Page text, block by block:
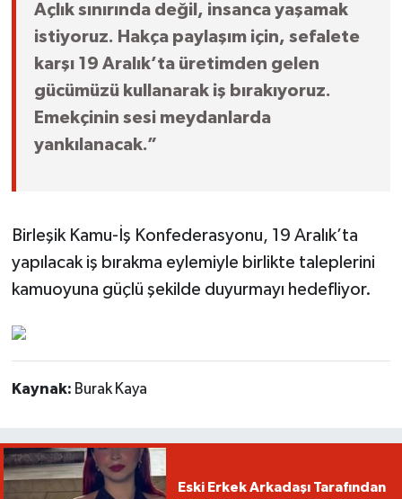
Açlık sınırında değil, insanca yaşamak
istiyoruz. Hakça paylaşım için, sefalete
karşı 19 Aralık’ta üretimden gelen
gücümüzü kullanarak iş bırakıyoruz.
Emekçinin sesi meydanlarda
yankılanacak.”
Birleşik Kamu-İş Konfederasyonu, 19 Aralık’ta
yapılacak iş bırakma eylemiyle birlikte taleplerini
kamuoyuna güçlü şekilde duyurmayı hedefliyor.
Kaynak: Burak Kaya
Eski Erkek Arkadaşı Tarafından